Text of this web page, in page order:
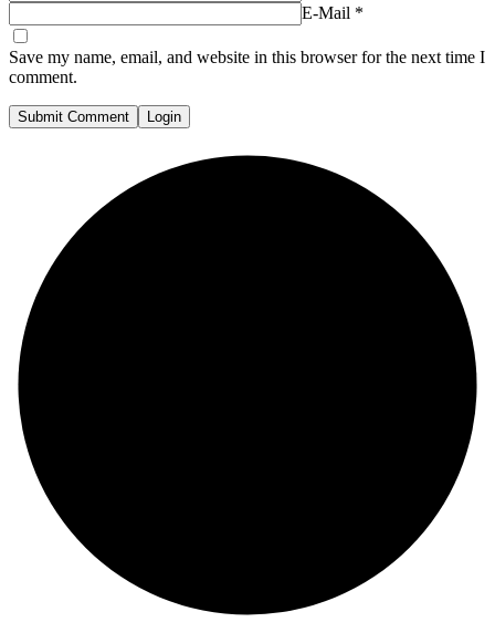
E-Mail *
Save my name, email, and website in this browser for the next time I
comment.
Submit Comment Login